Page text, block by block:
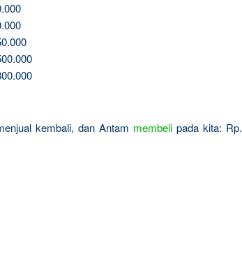
kembali, dan Antam membeli pada kita: Rp.